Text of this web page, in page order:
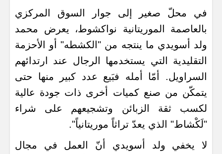
في محلّ صغير إلى جوار السوق المركزي
بالعاصمة الموريتانية نواكشوط، يعرض محمد
ولد أسويدي ما ينتجه من "الكشطه" أو الأحزمة
التقليدية التي يستخدمها الرجال عند ارتدائهم
السراويل. أمّا أمله فبَيع عدد كبير منها حتى
يتمكّن من صنع كميات أخرى ذات جودة عالية
لكسب ثقة الزبائن وتشجيعهم على شراء
"لَكْشاط" الذي يعدّ تراثاً موريتانياً".
لا يخفي ولد أسويدي أنّ العمل في مجال